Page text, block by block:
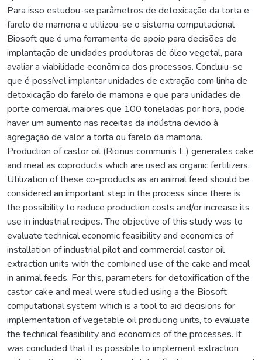
Para isso estudou-se parâmetros de detoxicação da torta e
farelo de mamona e utilizou-se o sistema computacional
Biosoft que é uma ferramenta de apoio para decisões de
implantação de unidades produtoras de óleo vegetal, para
avaliar a viabilidade econômica dos processos. Concluiu-se
que é possível implantar unidades de extração com linha de
detoxicação do farelo de mamona e que para unidades de
porte comercial maiores que 100 toneladas por hora, pode
haver um aumento nas receitas da indústria devido à
agregação de valor a torta ou farelo da mamona.
Production of castor oil (Ricinus communis L.) generates cake
and meal as coproducts which are used as organic fertilizers.
Utilization of these co-products as an animal feed should be
considered an important step in the process since there is
the possibility to reduce production costs and/or increase its
use in industrial recipes. The objective of this study was to
evaluate technical economic feasibility and economics of
installation of industrial pilot and commercial castor oil
extraction units with the combined use of the cake and meal
in animal feeds. For this, parameters for detoxification of the
castor cake and meal were studied using a the Biosoft
computational system which is a tool to aid decisions for
implementation of vegetable oil producing units, to evaluate
the technical feasibility and economics of the processes. It
was concluded that it is possible to implement extraction